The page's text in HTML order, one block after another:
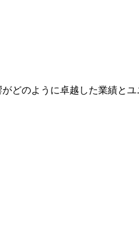
どのように卓越した業績と